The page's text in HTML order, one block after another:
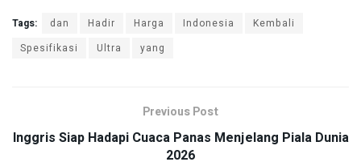
Tags: dan Hadir Harga Indonesia
Kembali
Spesifikasi
Ultra yang
Previous Post
Inggris Siap Hadapi Cuaca Panas Menjelang Piala Dunia
2026